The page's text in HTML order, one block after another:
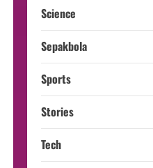
Science
Sepakbola
Sports
Stories
Tech